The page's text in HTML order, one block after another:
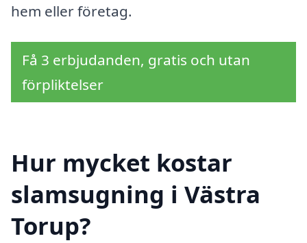
hem eller företag.
Få 3 erbjudanden, gratis och utan
förpliktelser
Hur mycket kostar
slamsugning i Västra
Torup?